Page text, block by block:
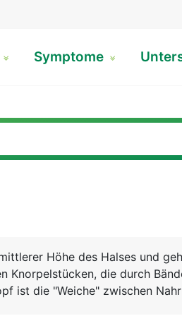
Symptome
Höhe des Halses und
Knorpelstücken, die durch
ist die "Weiche" zwischen